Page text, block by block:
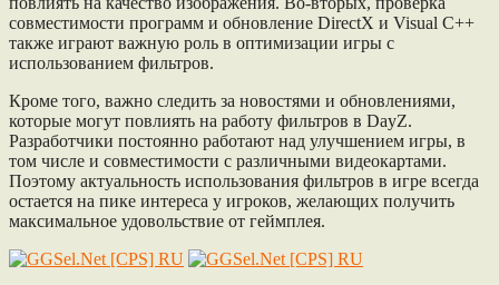
совместимости программ и обновление DirectX и Visual C++
также играют важную роль в оптимизации игры с
использованием фильтров.
Кроме того, важно следить за новостями и обновлениями,
которые могут повлиять на работу фильтров в DayZ.
Разработчики постоянно работают над улучшением игры, в
том числе и совместимости с различными видеокартами.
Поэтому актуальность использования фильтров в игре всегда
остается на пике интереса у игроков, желающих получить
максимальное удовольствие от геймплея.